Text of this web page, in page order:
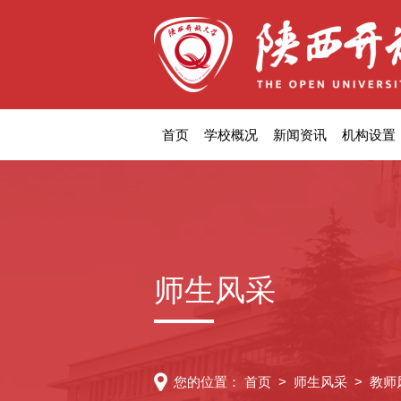
首页 学校概况 新闻资讯 机构设置
师生风采
您的位置： 首页 > 师生风采 > 教师